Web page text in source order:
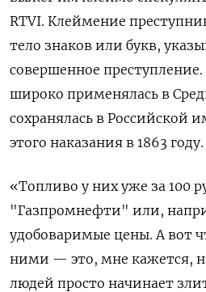
RTVI. Клеймение
тело знаков или букв,
совершенное
широко применялась в
сохранялась в Российской
этого наказания в 1863 году.
«Топливо у них уже за 100
"Газпромнефти" или,
удобоваримые цены. А вот
ними — это, мне кажется,
людей просто начинает